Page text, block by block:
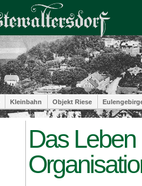
Kleinbahn Objekt Riese
Das Leben